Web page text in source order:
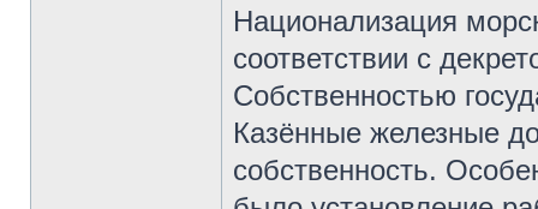
Национализация
соответствии с
Собственностью
Казённые железные
собственность.